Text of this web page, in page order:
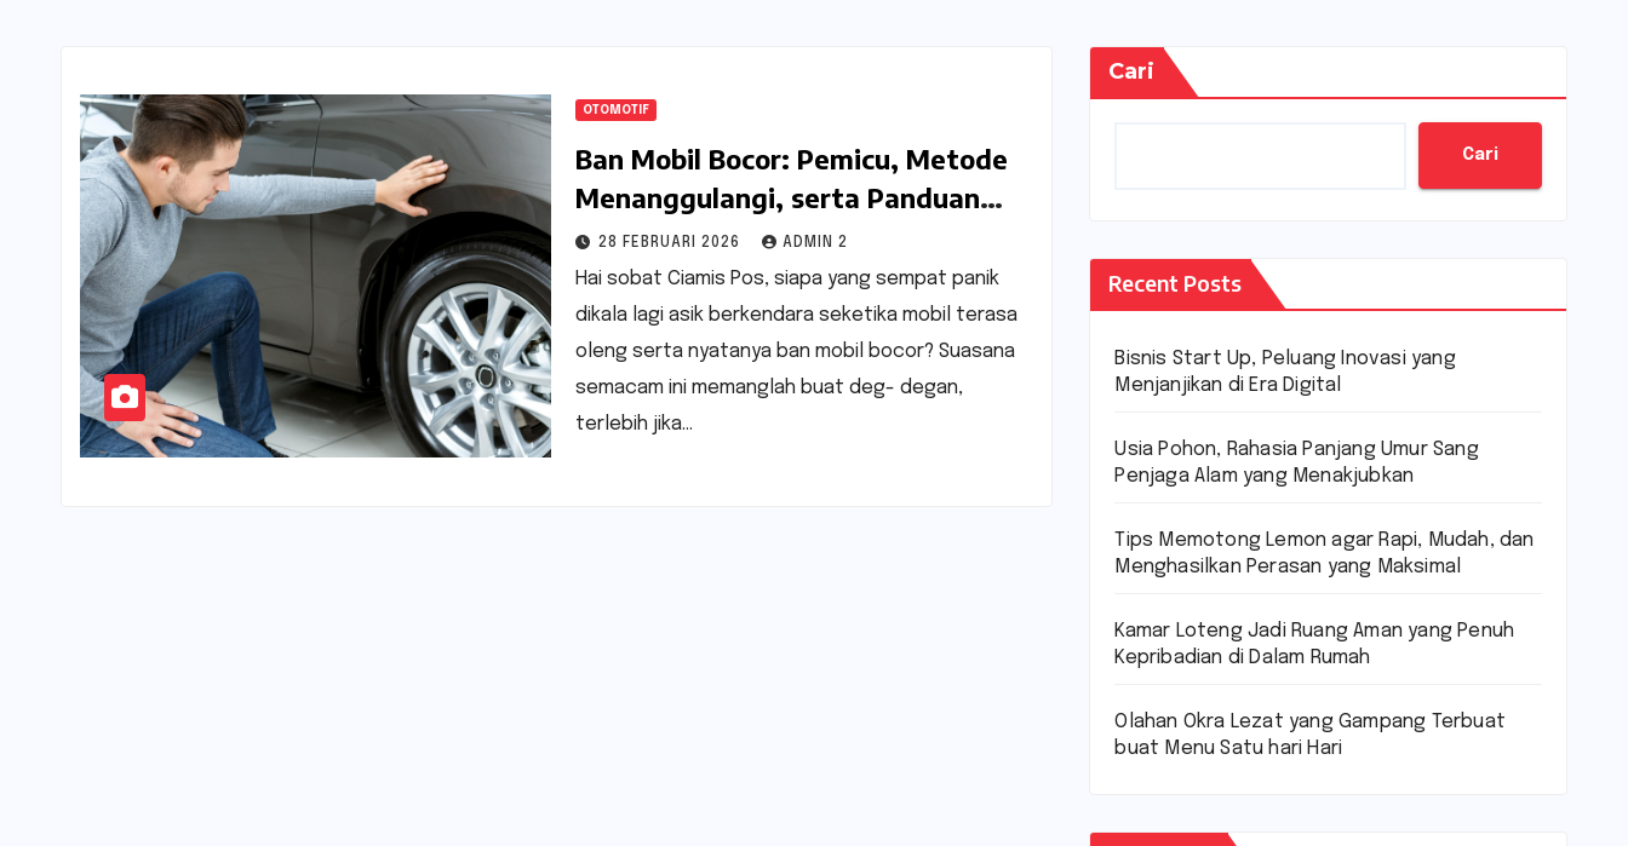
OTOMOTIF
Ban Mobil Bocor: Pemicu, Metode
Menanggulangi, serta Panduan
Supaya Tidak Terulang
28 FEBRUARI 2026 ADMIN 2
Hai sobat Ciamis Pos, siapa yang sempat panik
dikala lagi asik berkendara seketika mobil terasa
oleng serta nyatanya ban mobil bocor? Suasana
semacam ini memanglah buat deg- degan,
terlebih jika…
Cari
Cari
Recent Posts
Bisnis Start Up, Peluang Inovasi yang
Menjanjikan di Era Digital
Usia Pohon, Rahasia Panjang Umur Sang
Penjaga Alam yang Menakjubkan
Tips Memotong Lemon agar Rapi, Mudah, dan
Menghasilkan Perasan yang Maksimal
Kamar Loteng Jadi Ruang Aman yang Penuh
Kepribadian di Dalam Rumah
Olahan Okra Lezat yang Gampang Terbuat
buat Menu Satu hari Hari